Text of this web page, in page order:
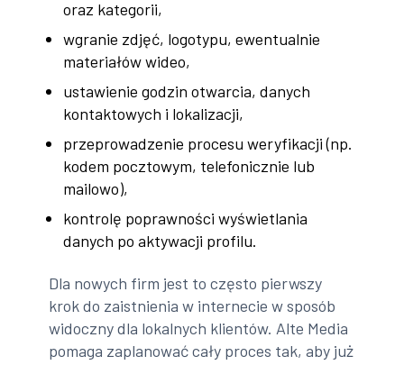
oraz kategorii,
wgranie zdjęć, logotypu, ewentualnie
materiałów wideo,
ustawienie godzin otwarcia, danych
kontaktowych i lokalizacji,
przeprowadzenie procesu weryfikacji (np.
kodem pocztowym, telefonicznie lub
mailowo),
kontrolę poprawności wyświetlania
danych po aktywacji profilu.
Dla nowych firm jest to często pierwszy
krok do zaistnienia w internecie w sposób
widoczny dla lokalnych klientów. Alte Media
pomaga zaplanować cały proces tak, aby już